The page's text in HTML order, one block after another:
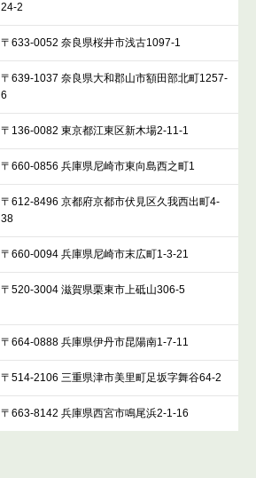
24-2
〒633-0052 奈良県桜井市浅古1097-1
〒639-1037 奈良県大和郡山市額田部北町1257-
6
〒136-0082 東京都江東区新木場2-11-1
〒660-0856 兵庫県尼崎市東向島西之町1
〒612-8496 京都府京都市伏見区久我西出町4-
38
〒660-0094 兵庫県尼崎市末広町1-3-21
〒520-3004 滋賀県栗東市上砥山306-5
〒664-0888 兵庫県伊丹市昆陽南1-7-11
〒514-2106 三重県津市美里町足坂字舞谷64-2
〒663-8142 兵庫県西宮市鳴尾浜2-1-16